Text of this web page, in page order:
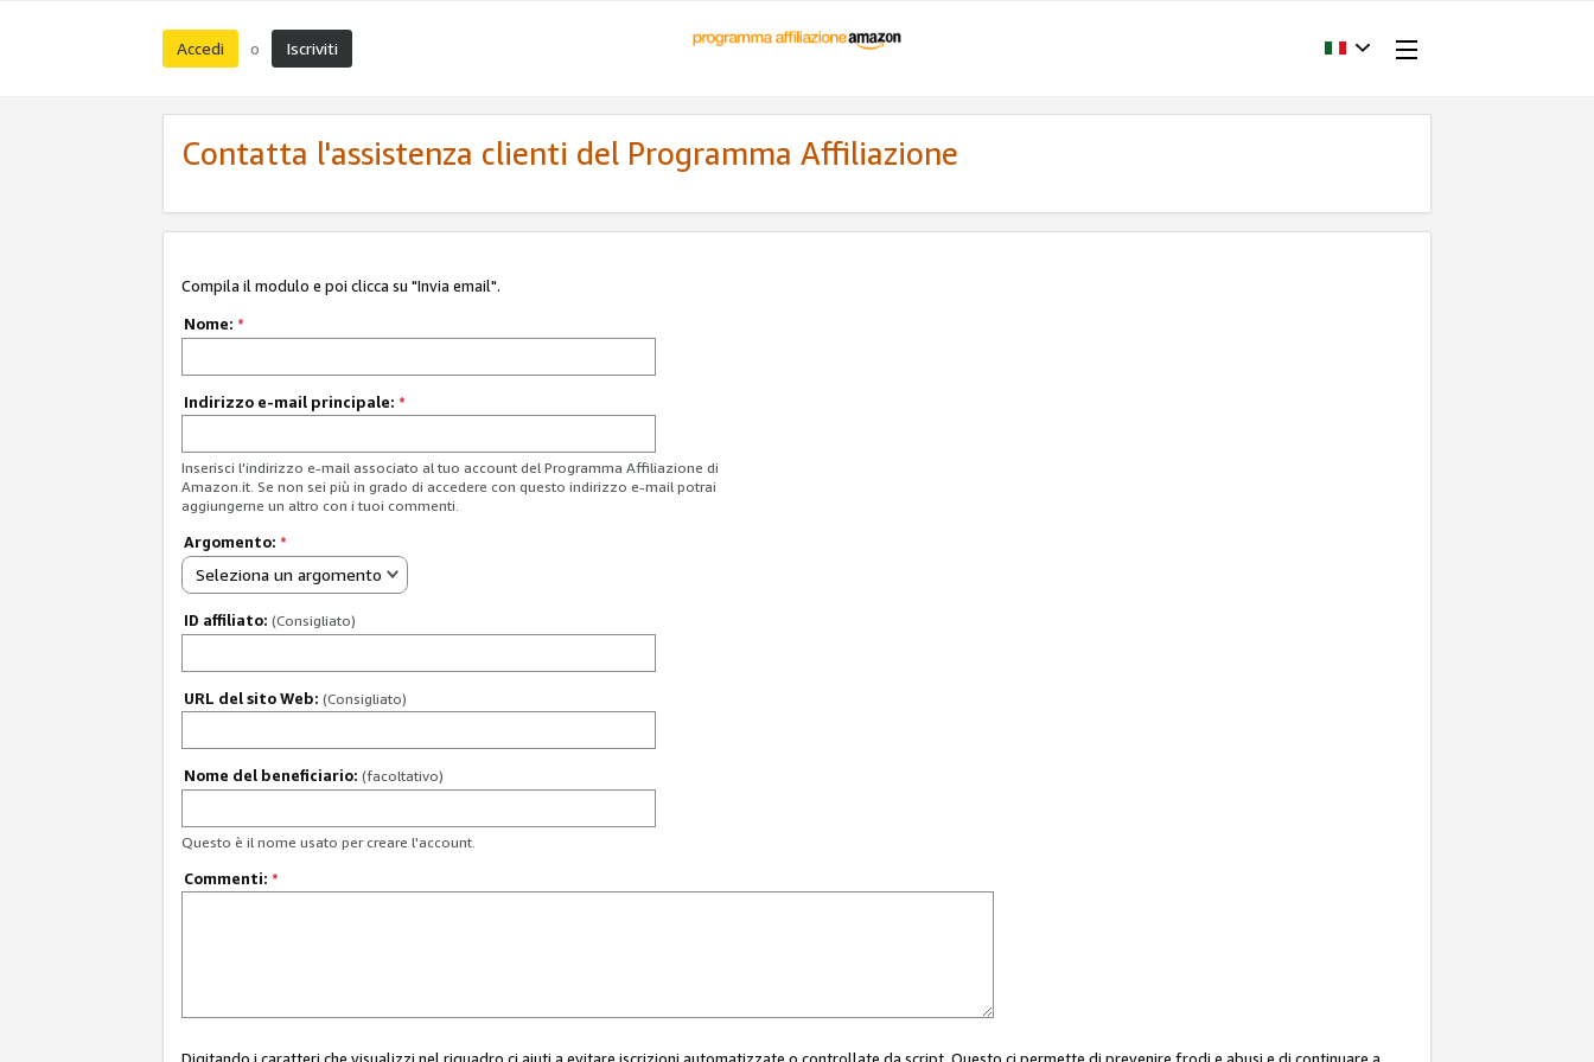
Accedi o Iscriviti
Contatta l'assistenza clienti del Programma Affiliazione
Compila il modulo e poi clicca su "Invia email".
Nome: *
Indirizzo e-mail principale: *
Inserisci l'indirizzo e-mail associato al tuo account del Programma Affiliazione di
Amazon.it. Se non sei più in grado di accedere con questo indirizzo e-mail potrai
aggiungerne un altro con i tuoi commenti.
Argomento: *
Seleziona un argomento
ID affiliato: (Consigliato)
URL del sito Web: (Consigliato)
Nome del beneficiario: (facoltativo)
Questo è il nome usato per creare l'account.
Commenti: *